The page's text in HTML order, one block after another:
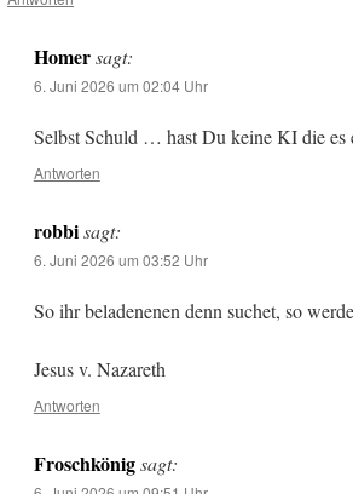
Homer sagt:
6. Juni 2026 um 02:04 Uhr
Selbst Schuld … hast Du keine KI die es
Antworten
robbi sagt:
6. Juni 2026 um 03:52 Uhr
So ihr beladenenen denn suchet, so
Jesus v. Nazareth
Antworten
Froschkönig sagt: